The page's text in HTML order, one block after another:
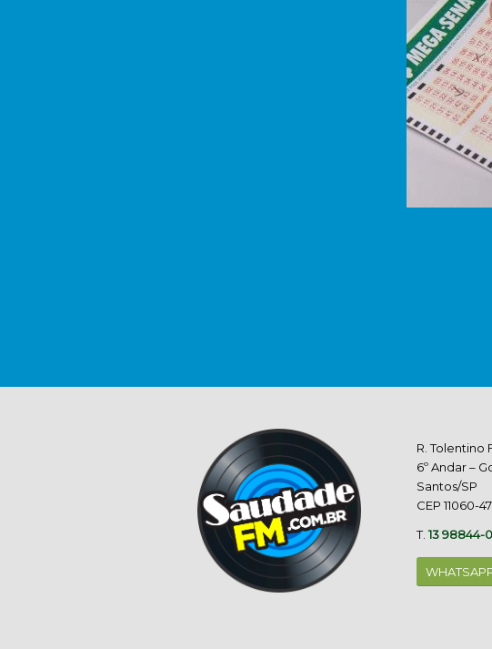
R. Tolentino
6º Andar –
Santos/SP
CEP 11060-
T.13 98844-